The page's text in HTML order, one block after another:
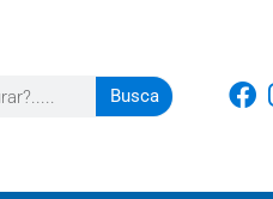
Busca